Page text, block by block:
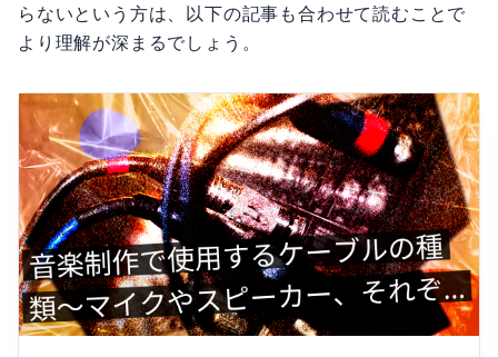
らないという方は、以下の記事も合わせて読むことで
より理解が深まるでしょう。